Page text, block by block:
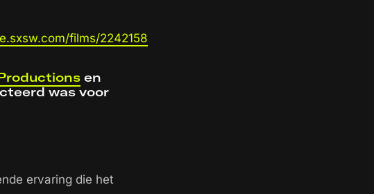
films/2242158
en
was voor
ervaring die het